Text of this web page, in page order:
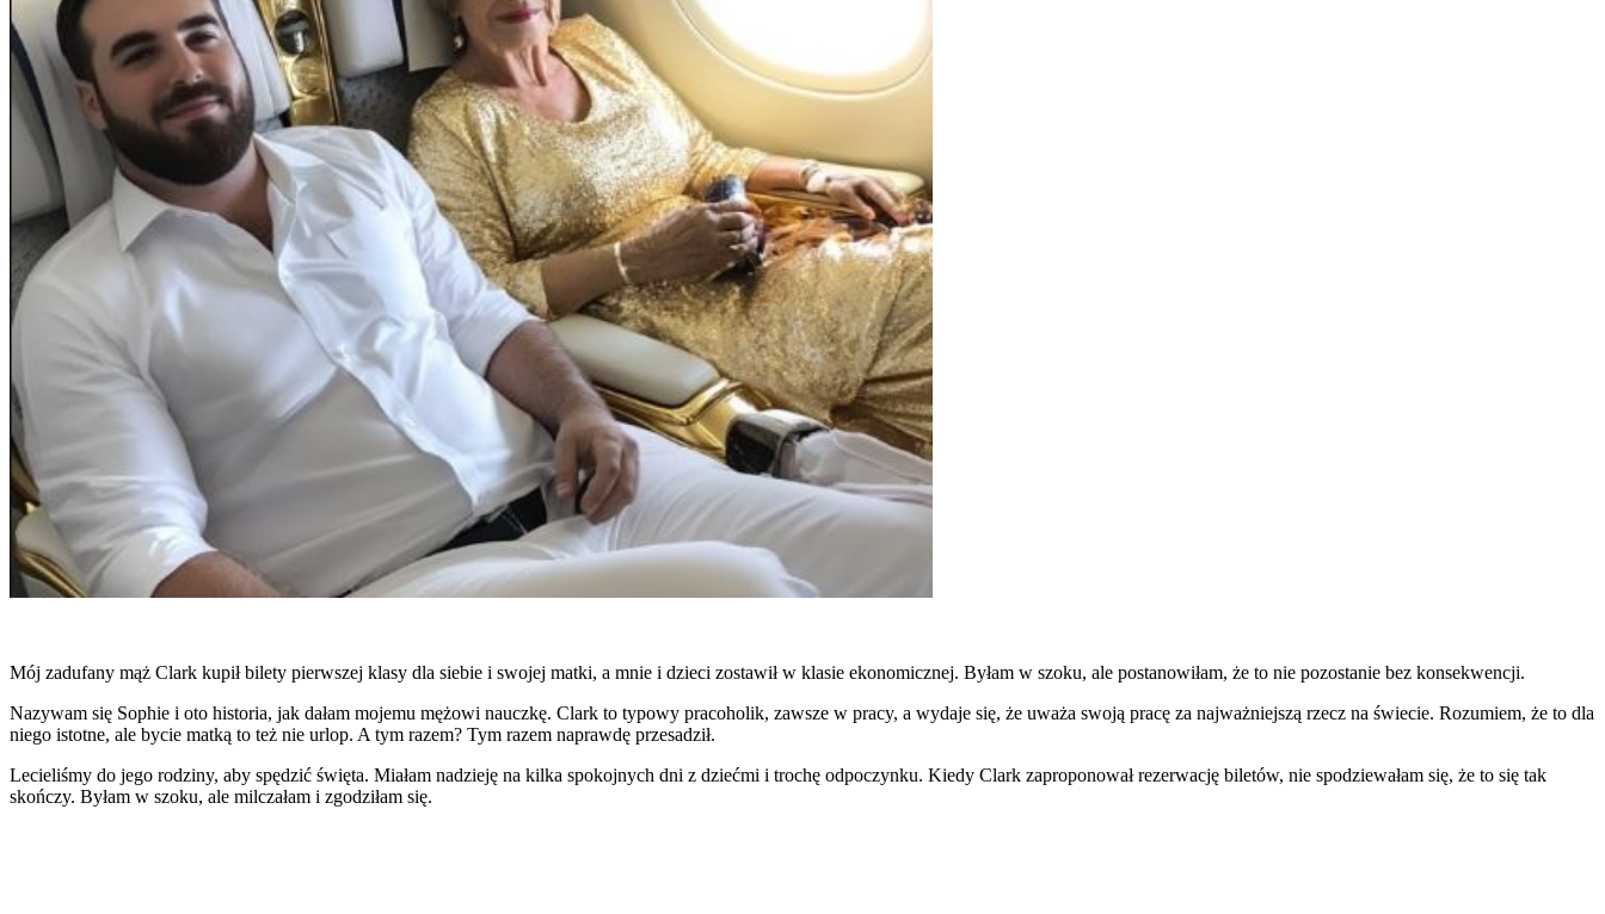
Mój zadufany mąż Clark kupił bilety pierwszej klasy dla siebie i swojej matki, a mnie i dzieci zostawił w klasie ekonomicznej. Byłam w szoku, ale postanowiłam, że to nie pozostanie bez konsekwencji.
Nazywam się Sophie i oto historia, jak dałam mojemu mężowi nauczkę. Clark to typowy pracoholik, zawsze w pracy, a wydaje się, że uważa swoją pracę za najważniejszą rzecz na świecie. Rozumiem, że to dla
niego istotne, ale bycie matką to też nie urlop. A tym razem? Tym razem naprawdę przesadził.
Lecieliśmy do jego rodziny, aby spędzić święta. Miałam nadzieję na kilka spokojnych dni z dziećmi i trochę odpoczynku. Kiedy Clark zaproponował rezerwację biletów, nie spodziewałam się, że to się tak
skończy. Byłam w szoku, ale milczałam i zgodziłam się.